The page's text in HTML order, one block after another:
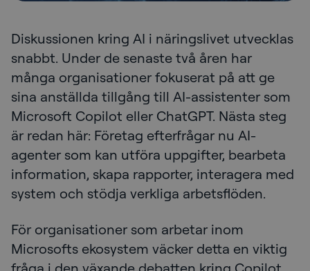
Diskussionen kring AI i näringslivet utvecklas
snabbt. Under de senaste två åren har
många organisationer fokuserat på att ge
sina anställda tillgång till AI-assistenter som
Microsoft Copilot eller ChatGPT. Nästa steg
är redan här: Företag efterfrågar nu AI-
agenter som kan utföra uppgifter, bearbeta
information, skapa rapporter, interagera med
system och stödja verkliga arbetsflöden.
För organisationer som arbetar inom
Microsofts ekosystem väcker detta en viktig